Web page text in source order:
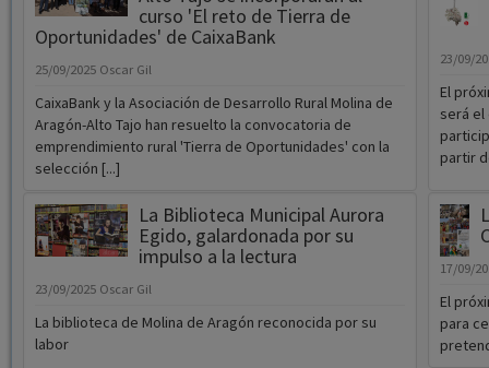
CaixaBank y la Asociación de Desarrollo Rural Molina de
Aragón-Alto Tajo han resuelto la convocatoria de
emprendimiento rural 'Tierra de Oportunidades' con la
La Biblioteca Municipal Aurora
Egido, galardonada por su
23/09/2025Oscar Gil
La biblioteca de Molina de Aragón reconocida por su
Rewilding Spain destina 17.000 euros a
El
El
para